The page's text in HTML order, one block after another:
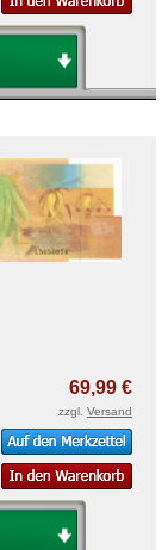
69,99 €
zzgl. Versand